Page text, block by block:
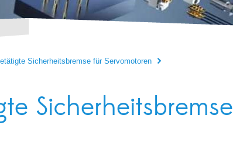
Sicherheitsbremse für Servomotoren
Sicherheitsbremse